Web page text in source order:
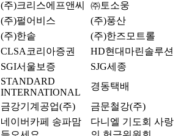
(주)크리스에프앤씨
㈜토소웅
(주)펄어비스
(주)풍산
(주)한솥
(주)한즈모트롤
CLSA코리아증권
HD현대마린솔루션
SGI서울보증
SJG세종
STANDARD
INTERNATIONAL
경동택배
금강기계공업(주) 금문철강(주)
네이버카페 송파맘
다니엘 기도회 사랑